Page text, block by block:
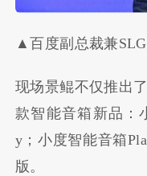
▲百度副总裁兼
现场景鲲不仅推出
款智能音箱新品：
y；小度智能音箱
版。